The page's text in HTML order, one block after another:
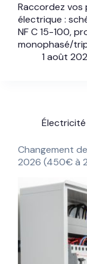
Raccordez vos
électrique :
NF C 15-100,
monophasé/
1 août
Changement
2026 (450€ à